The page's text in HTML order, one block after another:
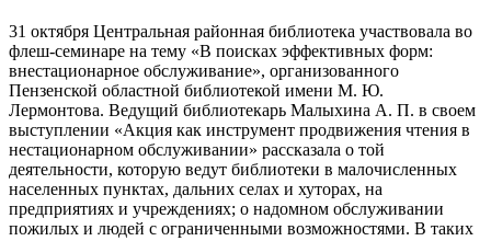
31 октября Центральная районная библиотека участвовала во
флеш-семинаре на тему «В поисках эффективных форм:
внестационарное обслуживание», организованного
Пензенской областной библиотекой имени М. Ю.
Лермонтова. Ведущий библиотекарь Малыхина А. П. в своем
выступлении «Акция как инструмент продвижения чтения в
нестационарном обслуживании» рассказала о той
деятельности, которую ведут библиотеки в малочисленных
населенных пунктах, дальних селах и хуторах, на
предприятиях и учреждениях; о надомном обслуживании
пожилых и людей с ограниченными возможностями. В таких